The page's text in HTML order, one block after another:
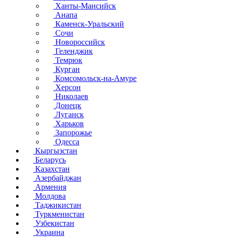
Ханты-Мансийск
Анапа
Каменск-Уральский
Сочи
Новороссийск
Геленджик
Темрюк
Курган
Комсомольск-на-Амуре
Херсон
Николаев
Донецк
Луганск
Харьков
Запорожье
Одесса
Кыргызстан
Беларусь
Казахстан
Азербайджан
Армения
Молдова
Таджикистан
Туркменистан
Узбекистан
Украина